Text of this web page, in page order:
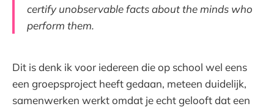
certify unobservable facts about the minds who
perform them.
Dit is denk ik voor iedereen die op school wel eens
een groepsproject heeft gedaan, meteen duidelijk,
samenwerken werkt omdat je echt gelooft dat een